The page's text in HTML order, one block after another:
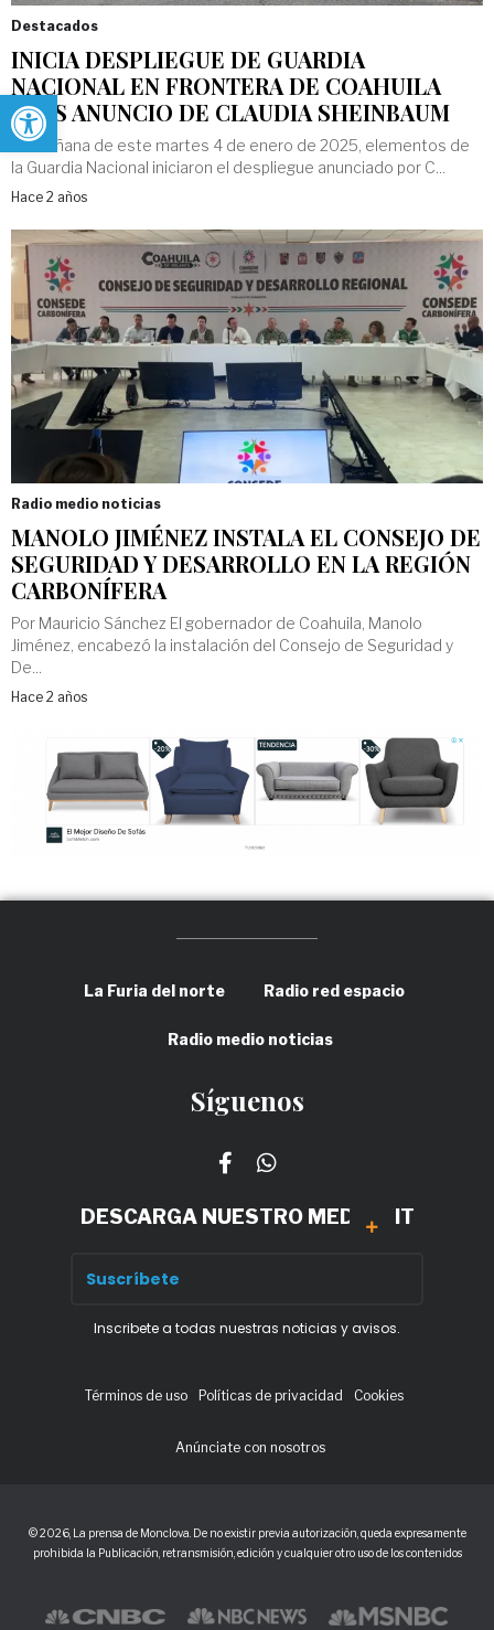
Abrir barra de herramientas
Destacados
INICIA DESPLIEGUE DE GUARDIA
NACIONAL EN FRONTERA DE COAHUILA
TRAS ANUNCIO DE CLAUDIA SHEINBAUM
La mañana de este martes 4 de enero de 2025, elementos de
la Guardia Nacional iniciaron el despliegue anunciado por C...
Hace 2 años
Radio medio noticias
MANOLO JIMÉNEZ INSTALA EL CONSEJO DE
SEGURIDAD Y DESARROLLO EN LA REGIÓN
CARBONÍFERA
Por Mauricio Sánchez El gobernador de Coahuila, Manolo
Jiménez, encabezó la instalación del Consejo de Seguridad y
De...
Hace 2 años
La Furia del norte Radio red espacio
Radio medio noticias
Síguenos
DESCARGA NUESTRO MEDIA KIT
Inscribete a todas nuestras noticias y avisos.
Términos de uso Políticas de privacidad Cookies
Anúnciate con nosotros
© 2026, La prensa de Monclova. De no existir previa autorización, queda expresamente
prohibida la Publicación, retransmisión, edición y cualquier otro uso de los contenidos